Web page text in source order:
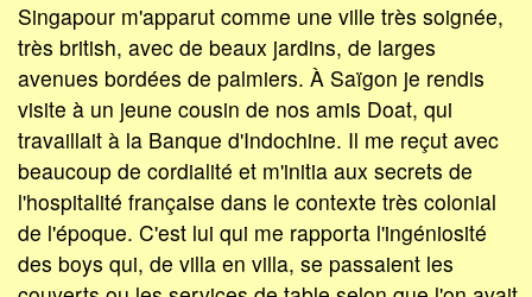
Singapour m'apparut comme une ville très soignée,
très british, avec de beaux jardins, de larges
avenues bordées de palmiers. À Saïgon je rendis
visite à un jeune cousin de nos amis Doat, qui
travaillait à la Banque d'Indochine. Il me reçut avec
beaucoup de cordialité et m'initia aux secrets de
l'hospitalité française dans le contexte très colonial
de l'époque. C'est lui qui me rapporta l'ingéniosité
des boys qui, de villa en villa, se passaient les